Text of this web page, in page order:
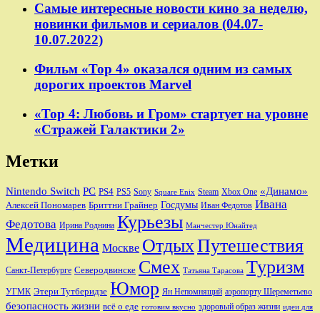
Самые интересные новости кино за неделю,
новинки фильмов и сериалов (04.07-
10.07.2022)
Фильм «Тор 4» оказался одним из самых
дорогих проектов Marvel
«Тор 4: Любовь и Гром» стартует на уровне
«Стражей Галактики 2»
Метки
Nintendo Switch PC PS4 PS5 Sony Square Enix Steam Xbox One «Динамо»
Алексей Пономарев Бриттни Грайнер Госдумы Иван Федотов Ивана
Федотова Ирина Роднина Курьезы Манчестер Юнайтед
Медицина Москве ОтдыхПутешествия
Санкт-Петербурге Северодвинске Смех Татьяна Тарасова Туризм
УГМК Этери Тутберидзе Юмор Ян Непомнящий аэропорту Шереметьево
безопасность жизни всё о еде готовим вкусно здоровый образ жизни идеи для